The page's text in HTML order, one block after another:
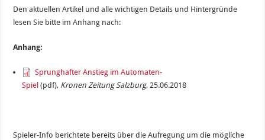
Den aktuellen Artikel und alle wichtigen Details und Hintergründe
lesen Sie bitte im Anhang nach:
Anhang:
Sprunghafter Anstieg im Automaten-
Spiel (pdf), Kronen Zeitung Salzburg, 25.06.2018
Spieler-Info berichtete bereits über die Aufregung um die mögliche